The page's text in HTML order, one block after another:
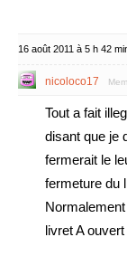
16 août 2011 à 5 h 42
nicoloco17
Tout a fait
disant que je
fermerait le
fermeture du
livret A